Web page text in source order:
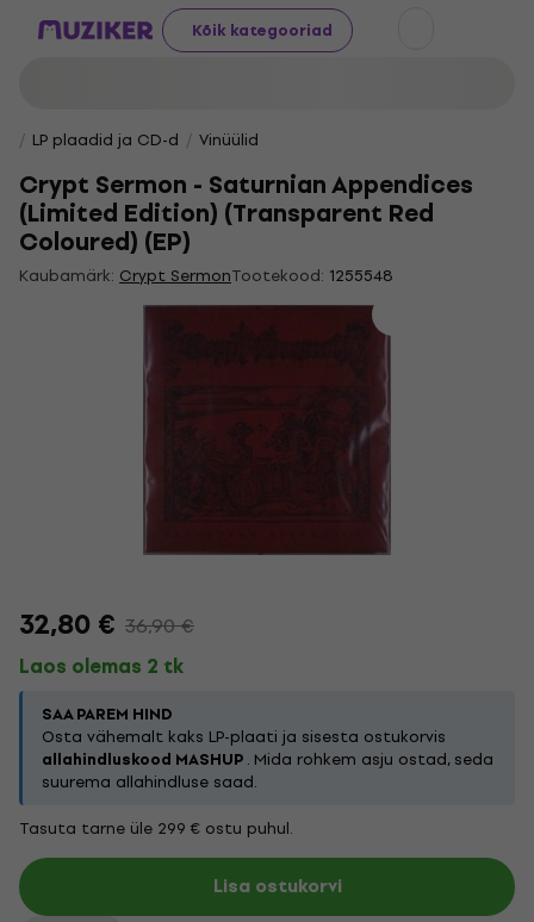
Kõik kategooriad
LP plaadid ja CD-d Vinüülid
Crypt Sermon - Saturnian Appendices
(Limited Edition) (Transparent Red
Coloured) (EP)
Kaubamärk: Crypt SermonTootekood: 1255548
32,80 € 36,90 €
Laos olemas 2 tk
SAA PAREM HIND
Osta vähemalt kaks LP-plaati ja sisesta ostukorvis
allahindluskood MASHUP. Mida rohkem asju ostad, seda
suurema allahindluse saad.
Tasuta tarne üle 299 € ostu puhul.
Lisa ostukorvi